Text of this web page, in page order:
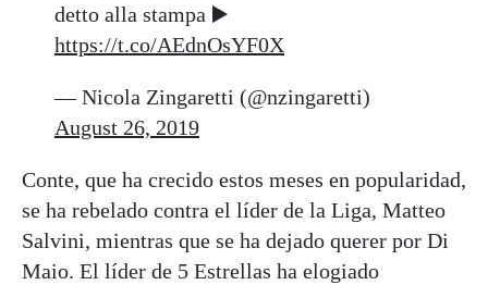
detto alla stampa ▶️
https://t.co/AEdnOsYF0X
— Nicola Zingaretti (@nzingaretti)
August 26, 2019
Conte, que ha crecido estos meses en popularidad,
se ha rebelado contra el líder de la Liga, Matteo
Salvini, mientras que se ha dejado querer por Di
Maio. El líder de 5 Estrellas ha elogiado